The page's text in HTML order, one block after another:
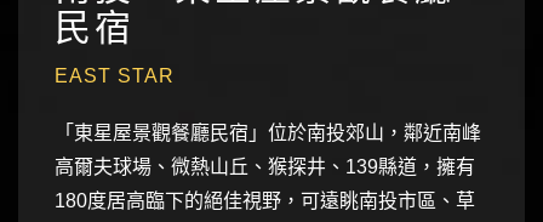
民宿
EAST STAR
「東星屋景觀餐廳民宿」位於南投郊山，鄰近南峰
高爾夫球場、微熱山丘、猴探井、139縣道，擁有
180度居高臨下的絕佳視野，可遠眺南投市區、草